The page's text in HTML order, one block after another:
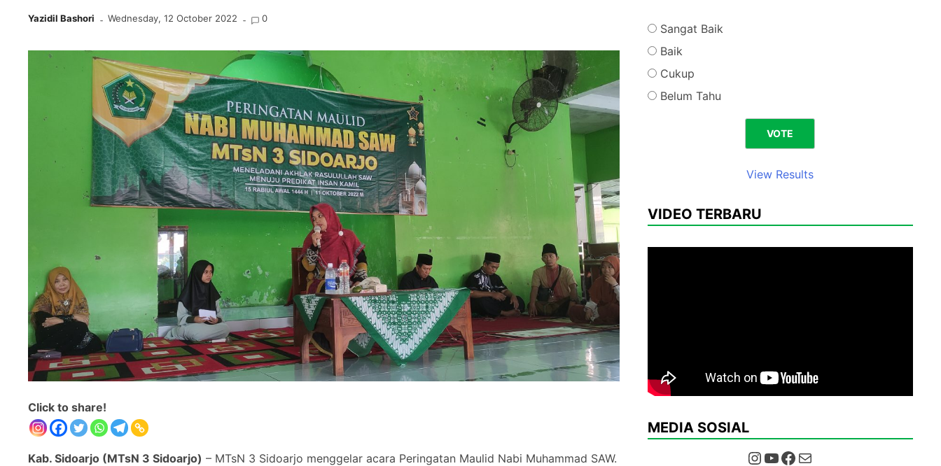
Yazidil Bashori Wednesday, 12 October 2022 0
Click to share!
Kab. Sidoarjo (MTsN 3 Sidoarjo) – MTsN 3 Sidoarjo menggelar acara Peringatan Maulid Nabi Muhammad SAW.
Sangat Baik
Baik
Cukup
Belum Tahu
View Results
VIDEO TERBARU
MEDIA SOSIAL
InstagramYouTube Facebook Mail